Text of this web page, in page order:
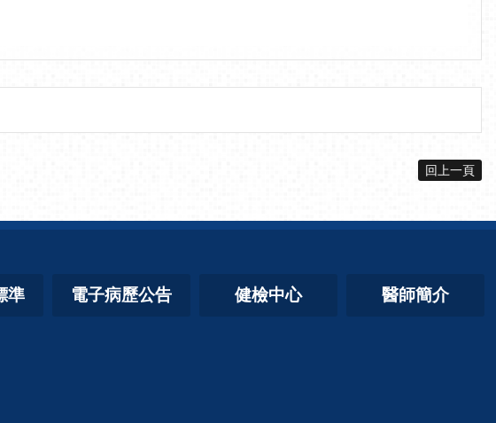
回上一頁
準 電子病歷公告 健檢中心 醫師簡介